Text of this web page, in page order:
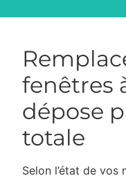
fenêtres
dépose
totale
Selon l’état de vos